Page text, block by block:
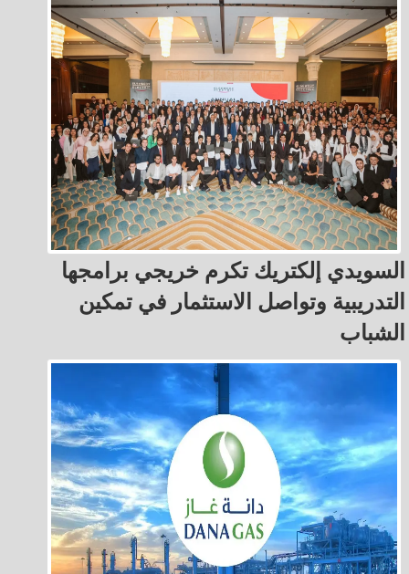
السويدي إلكتريك تكرم خريجي برامجها
التدريبية وتواصل الاستثمار في تمكين
الشباب